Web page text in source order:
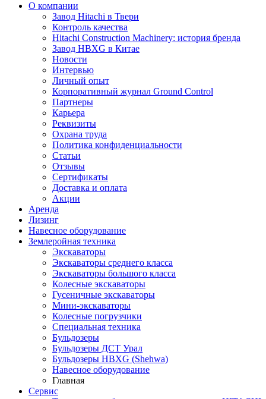
О компании
Завод Hitachi в Твери
Контроль качества
Hitachi Construction Machinery: история бренда
Завод HBXG в Китае
Новости
Интервью
Личный опыт
Корпоративный журнал Ground Control
Партнеры
Карьера
Реквизиты
Охрана труда
Политика конфиденциальности
Статьи
Отзывы
Сертификаты
Доставка и оплата
Акции
Аренда
Лизинг
Навесное оборудование
Землеройная техника
Экскаваторы
Экскаваторы среднего класса
Экскаваторы большого класса
Колесные экскаваторы
Гусеничные экскаваторы
Мини-экскаваторы
Колесные погрузчики
Специальная техника
Бульдозеры
Бульдозеры ДСТ Урал
Бульдозеры HBXG (Shehwa)
Навесное оборудование
Главная
Сервис